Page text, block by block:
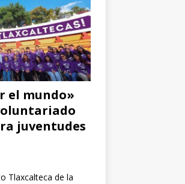
el mundo»
juventudes
Tlaxcalteca de la